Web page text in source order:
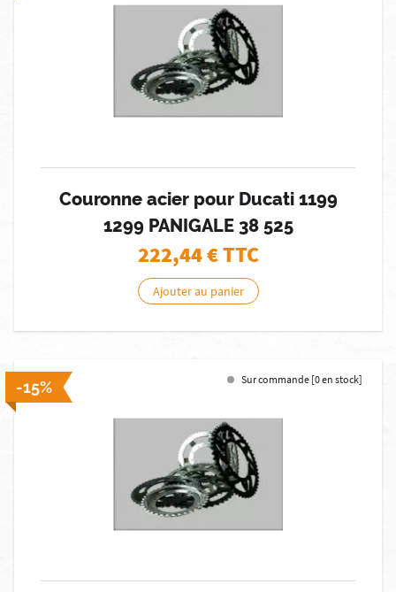
Couronne acier pour Ducati 1199
1299 PANIGALE 38 525
222,44€ TTC
Ajouter au panier
-15% Sur commande [0 en stock]